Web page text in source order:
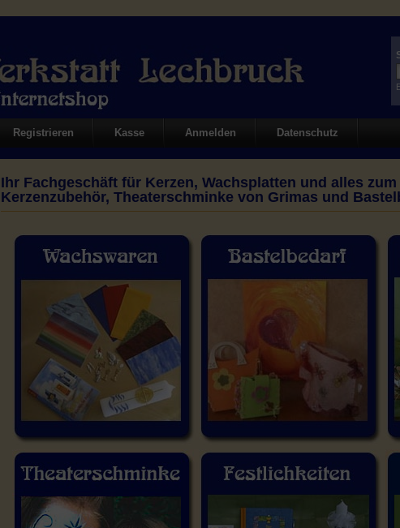
Registrieren Kasse Anmelden Datenschutz
Ihr Fachgeschäft für Kerzen, Wachsplatten und alles
Kerzenzubehör, Theaterschminke von Grimas und